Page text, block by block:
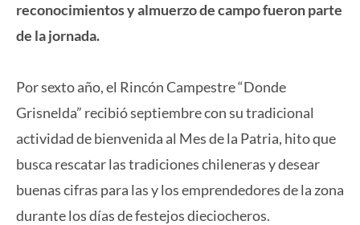
reconocimientos y almuerzo de campo fueron parte
de la jornada.
Por sexto año, el Rincón Campestre “Donde
Grisnelda” recibió septiembre con su tradicional
actividad de bienvenida al Mes de la Patria, hito que
busca rescatar las tradiciones chileneras y desear
buenas cifras para las y los emprendedores de la zona
durante los días de festejos dieciocheros.